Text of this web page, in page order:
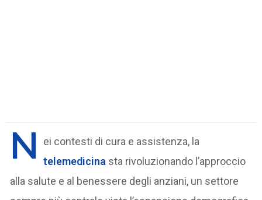
N
ei contesti di cura e assistenza, la
telemedicina sta rivoluzionando l’approccio
alla salute e al benessere degli anziani, un settore